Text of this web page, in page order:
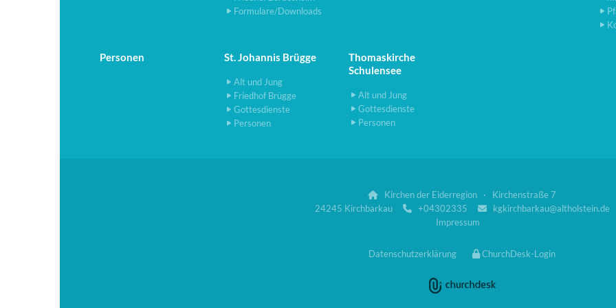
Formulare/Downloads
Personen St. Johannis Brügge
Alt und Jung
Friedhof Brügge
Gottesdienste
Personen
Thomaskirche
Schulensee
Alt und Jung
Gottesdienste
Personen

Kirchen der Eiderregion · Kirchenstraße 7
24245 Kirchbarkau
+04302335 kgkirchbarkau@altholstein.de
Impressum
Datenschutzerklärung ChurchDesk-Login